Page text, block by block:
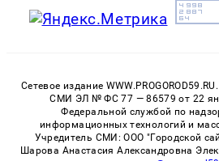
Сетевое издание
СМИ ЭЛ № ФС 77 — 86579 от 22
Федеральной службой по
информационных технологий и
Учредитель СМИ: ООО "Городской
Шарова Анастасия Александровна